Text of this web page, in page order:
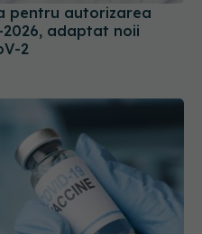
pentru autorizarea
2026, adaptat noii
2